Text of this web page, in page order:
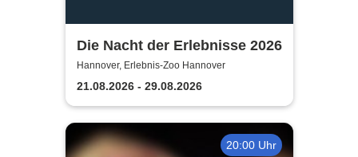
Die Nacht der Erlebnisse 2026
Hannover, Erlebnis-Zoo Hannover
21.08.2026 - 29.08.2026
20:00 Uhr